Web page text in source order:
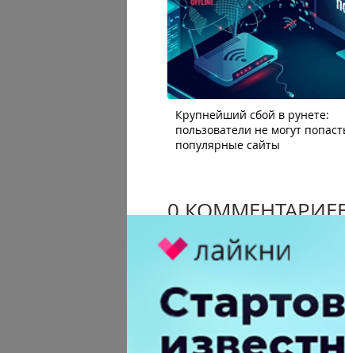
Крупнейший сбой в рунете:
пользователи не могут
популярные сайты
0